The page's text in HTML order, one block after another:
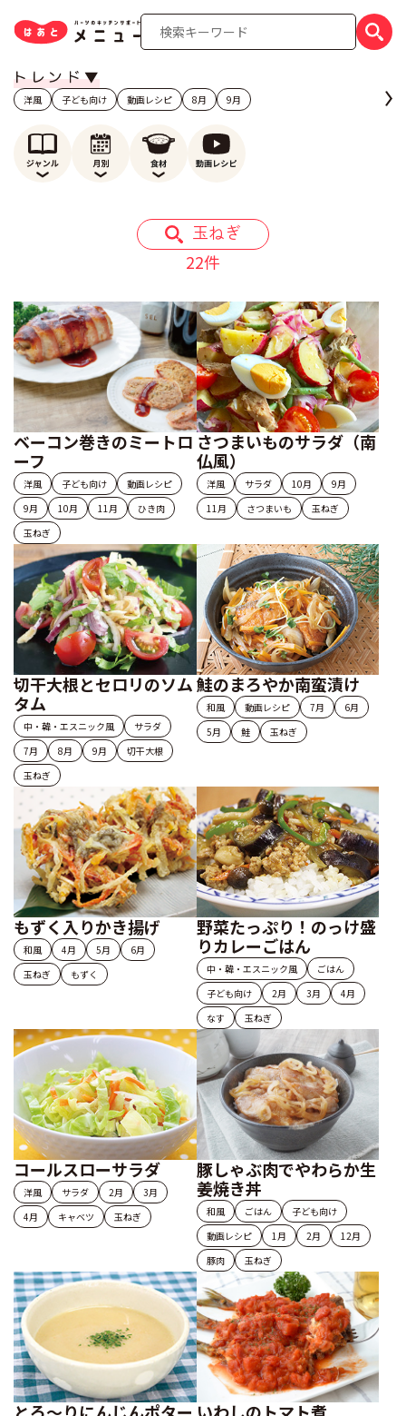
洋風 子ども向け 動画レシピ 8月 9月
玉ねぎ
22件
ベーコン巻きのミートロ
ーフ
洋風 子ども向け
動画レシピ
9月
10月 11月
ひき肉
玉ねぎ
さつまいものサラダ（南
仏風）
洋風 サラダ 10月
9月
11月
さつまいも 玉ねぎ
切干大根とセロリのソム
タム
中・韓・エスニック風
サラダ
7月
8月 9月
切干大根
玉ねぎ
鮭のまろやか南蛮漬け
和風 動画レシピ 7月
6月
5月
鮭 玉ねぎ
もずく入りかき揚げ
和風 4月 5月
6月
玉ねぎ
もずく
野菜たっぷり！のっけ盛
りカレーごはん
中・韓・エスニック風
ごはん
子ども向け
2月 3月
4月
なす
玉ねぎ
コールスローサラダ
洋風 サラダ 2月
3月
4月
キャベツ 玉ねぎ
豚しゃぶ肉でやわらか生
姜焼き丼
和風 ごはん
子ども向け
動画レシピ
1月 2月
12月
豚肉
玉ねぎ
とろ～りにんじんポター いわしのトマト煮